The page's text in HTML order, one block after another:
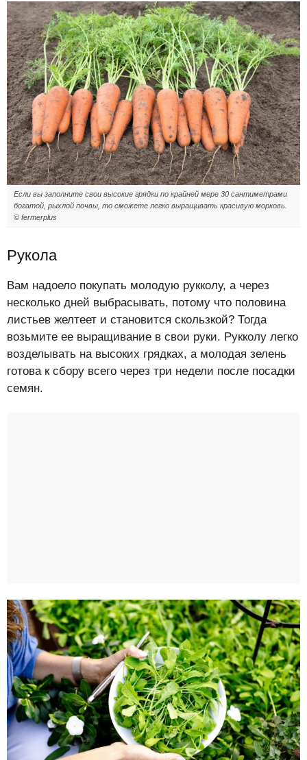
Если вы заполните свои высокие грядки по крайней мере 30 сантиметрами
богатой, рыхлой почвы, то сможете легко выращивать красивую морковь.
© fermerplus
Рукола
Вам надоело покупать молодую рукколу, а через
несколько дней выбрасывать, потому что половина
листьев желтеет и становится скользкой? Тогда
возьмите ее выращивание в свои руки. Рукколу легко
возделывать на высоких грядках, а молодая зелень
готова к сбору всего через три недели после посадки
семян.